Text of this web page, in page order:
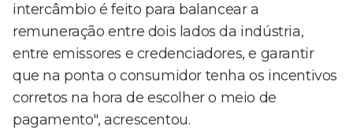
intercâmbio é feito para balancear a
remuneração entre dois lados da indústria,
entre emissores e credenciadores, e garantir
que na ponta o consumidor tenha os incentivos
corretos na hora de escolher o meio de
pagamento", acrescentou.